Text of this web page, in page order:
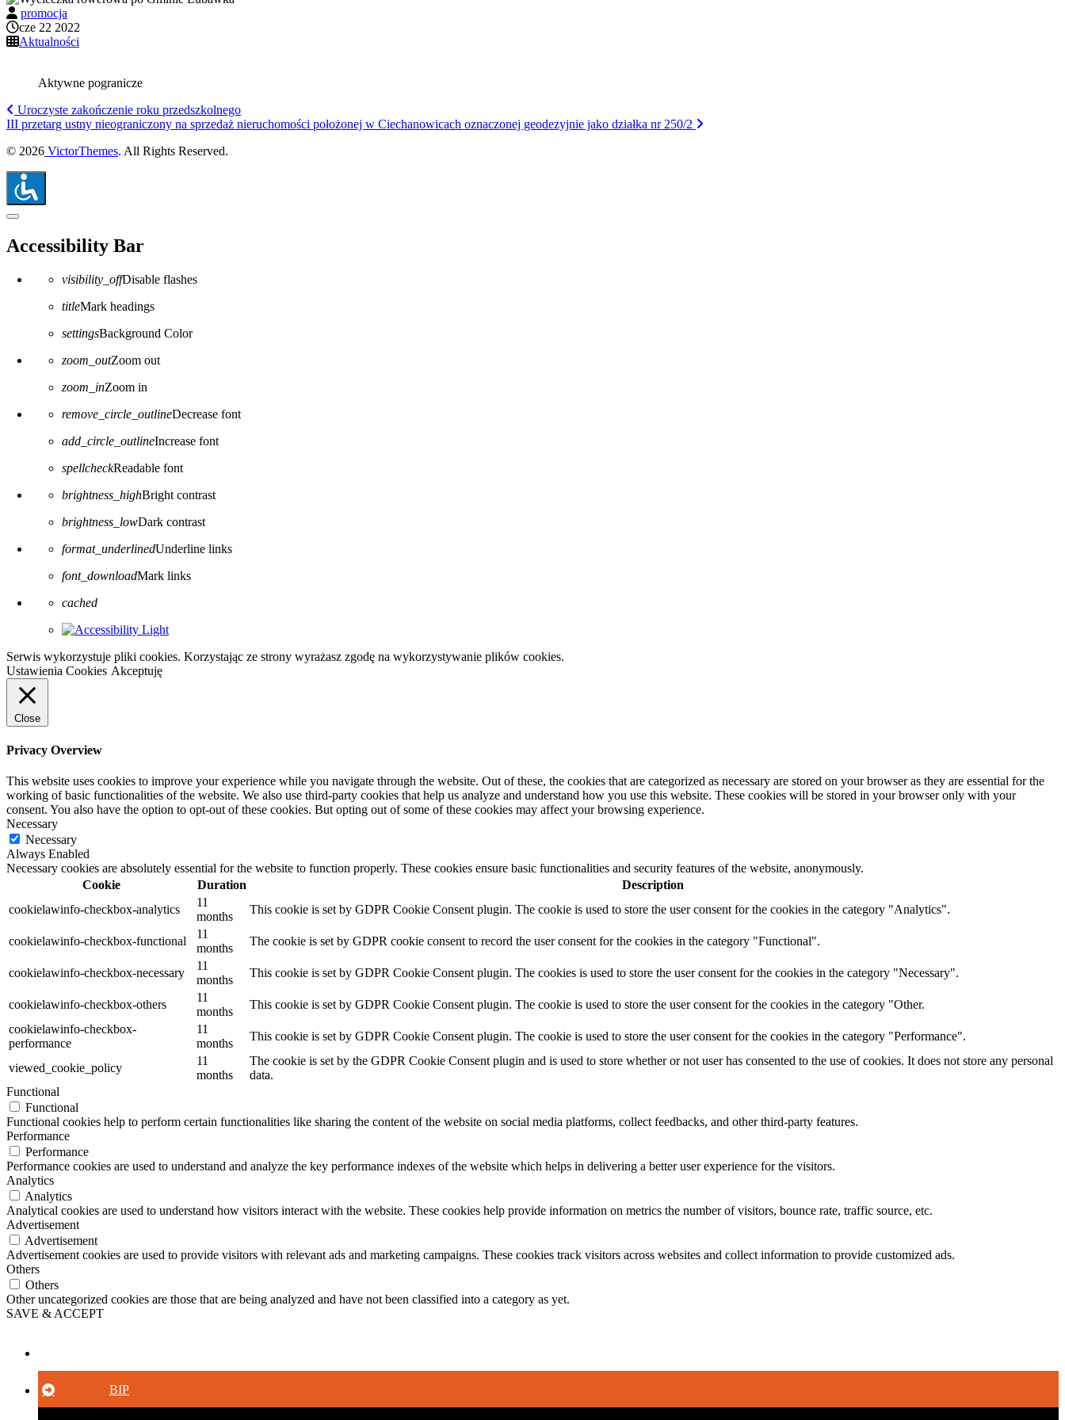
promocja
cze 22 2022
Aktualności
Aktywne pogranicze
Uroczyste zakończenie roku przedszkolnego
III przetarg ustny nieograniczony na sprzedaż nieruchomości położonej w Ciechanowicach oznaczonej geodezyjnie jako działka nr 250/2
© 2026 VictorThemes. All Rights Reserved.
Close the accessibility toolbar
Accessibility Bar
visibility_offDisable flashes
titleMark headings
settingsBackground Color
zoom_outZoom out
zoom_inZoom in
remove_circle_outlineDecrease font
add_circle_outlineIncrease font
spellcheckReadable font
brightness_highBright contrast
brightness_lowDark contrast
format_underlinedUnderline links
font_downloadMark links
Reset all options
cached
Serwis wykorzystuje pliki cookies. Korzystając ze strony wyrażasz zgodę na wykorzystywanie plików cookies.
Ustawienia Cookies Akceptuję
Close
Privacy Overview
This website uses cookies to improve your experience while you navigate through the website. Out of these, the cookies that are categorized as necessary are stored on your browser as they are essential for the
working of basic functionalities of the website. We also use third-party cookies that help us analyze and understand how you use this website. These cookies will be stored in your browser only with your
consent. You also have the option to opt-out of these cookies. But opting out of some of these cookies may affect your browsing experience.
Necessary
Necessary
Always Enabled
Necessary cookies are absolutely essential for the website to function properly. These cookies ensure basic functionalities and security features of the website, anonymously.
Cookie
Duration
Description
cookielawinfo-checkbox-analytics
11
months
This cookie is set by GDPR Cookie Consent plugin. The cookie is used to store the user consent for the cookies in the category "Analytics".
cookielawinfo-checkbox-functional
11
months
The cookie is set by GDPR cookie consent to record the user consent for the cookies in the category "Functional".
cookielawinfo-checkbox-necessary
11
months
This cookie is set by GDPR Cookie Consent plugin. The cookies is used to store the user consent for the cookies in the category "Necessary".
cookielawinfo-checkbox-others
11
months
This cookie is set by GDPR Cookie Consent plugin. The cookie is used to store the user consent for the cookies in the category "Other.
cookielawinfo-checkbox-
performance
11
months
This cookie is set by GDPR Cookie Consent plugin. The cookie is used to store the user consent for the cookies in the category "Performance".
viewed_cookie_policy
11
months
The cookie is set by the GDPR Cookie Consent plugin and is used to store whether or not user has consented to the use of cookies. It does not store any personal
data.
Functional
Functional
Functional cookies help to perform certain functionalities like sharing the content of the website on social media platforms, collect feedbacks, and other third-party features.
Performance
Performance
Performance cookies are used to understand and analyze the key performance indexes of the website which helps in delivering a better user experience for the visitors.
Analytics
Analytics
Analytical cookies are used to understand how visitors interact with the website. These cookies help provide information on metrics the number of visitors, bounce rate, traffic source, etc.
Advertisement
Advertisement
Advertisement cookies are used to provide visitors with relevant ads and marketing campaigns. These cookies track visitors across websites and collect information to provide customized ads.
Others
Others
Other uncategorized cookies are those that are being analyzed and have not been classified into a category as yet.
SAVE & ACCEPT
BIP